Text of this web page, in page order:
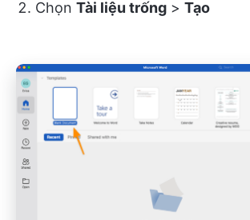
Chọn Tài liệu trống > Tạo